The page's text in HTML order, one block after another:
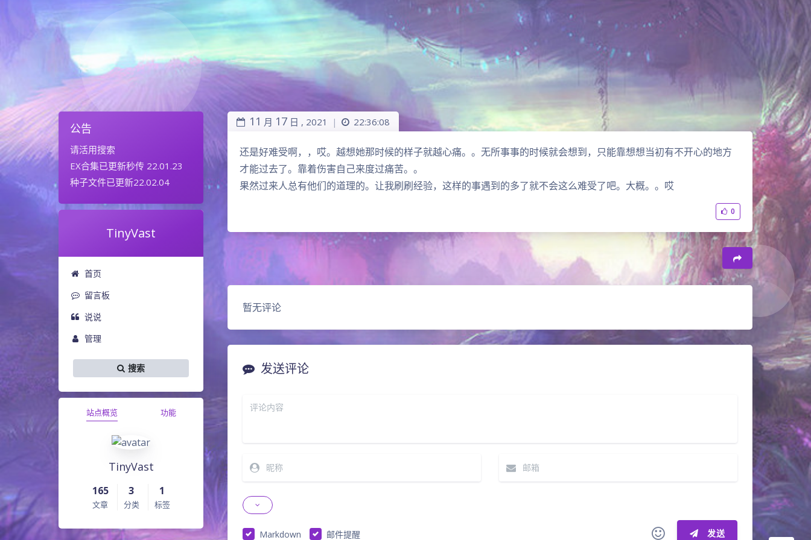
暗化 灰度
公告
请活用搜索
EX合集已更新秒传 22.01.23
种子文件已更新22.02.04
TinyVast
首页
留言板
说说
管理
搜索
站点概览 功能
TinyVast
165
文章
3
分类
1
标签
11 月 17 日 , 2021 | 22:36:08
还是好难受啊，，哎。越想她那时候的样子就越心痛。。无所事事的时候就会想到，只能靠想想当初有不开心的地方
才能过去了。靠着伤害自己来度过痛苦。。
果然过来人总有他们的道理的。让我刷刷经验，这样的事遇到的多了就不会这么难受了吧。大概。。哎
0
暂无评论
发送评论
Markdown 邮件提醒 发送